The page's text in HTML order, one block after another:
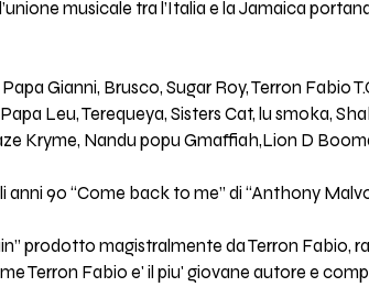
musicale tra l’Italia e la Jamaica
Gianni, Brusco, Sugar Roy, Terron Fabio
Leu, Terequeya, Sisters Cat, lu smoka,
Kryme, Nandu popu Gmaffiah,Lion D
90 “Come back to me” di “Anthony
prodotto magistralmente da Terron Fabio,
Terron Fabio e' il piu' giovane autore e